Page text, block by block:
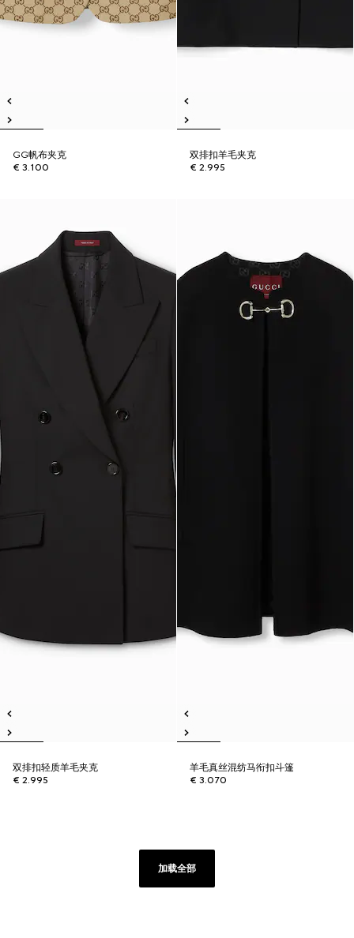
GG帆布夹克
€ 3.100
双排扣羊毛夹克
€ 2.995
双排扣轻质羊毛夹克
€ 2.995
羊毛真丝混纺马衔扣斗篷
€ 3.070
加载全部